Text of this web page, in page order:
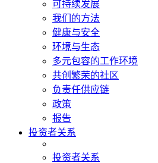
可持续发展
我们的方法
健康与安全
环境与生态
多元包容的工作环境
共创繁荣的社区
负责任供应链
政策
报告
投资者关系
投资者关系